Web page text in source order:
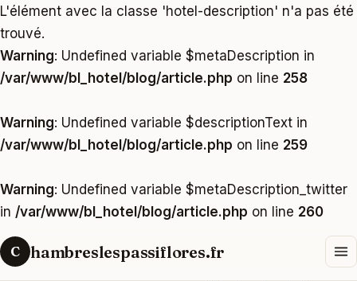
L'élément avec la classe 'hotel-description' n'a pas été
trouvé.
Warning: Undefined variable $metaDescription in
/var/www/bl_hotel/blog/article.php on line 258
Warning: Undefined variable $descriptionText in
/var/www/bl_hotel/blog/article.php on line 259
Warning: Undefined variable $metaDescription_twitter
in /var/www/bl_hotel/blog/article.php on line 260
C hambreslespassiflores.fr